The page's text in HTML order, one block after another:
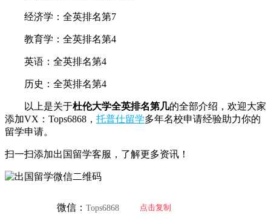
经济学：全英排名第7
教育学：全英排名第4
英语：全英排名第4
历史：全英排名第4
以上是关于杜伦大学全英排名第几的全部介绍，欢迎大家
添加VX：Tops6868， 托普仕留学多年名校申请经验助力你的
留学申请。
扫一扫添加出国留学客服，了解更多资讯！
微信：Tops6868 点击复制